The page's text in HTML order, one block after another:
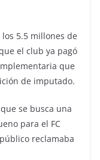
5.5 millones de
el club ya pagó
que
de imputado.
se busca una
para el FC
reclamaba